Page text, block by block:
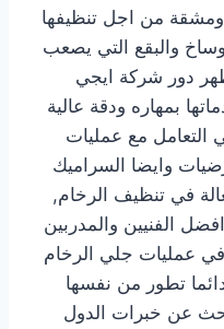
ومشقة من اجل تنظيفها
والبقع التي يصعب
يظهر دور شركة ايجي
بمهاره ودقة عالية
مع عمليات
وايضا السراميك
في تنظيف الرخام,
الفنيين والمدربين
عمليات جلي الرخام
تطور من نفسها
عن خبرات الدول